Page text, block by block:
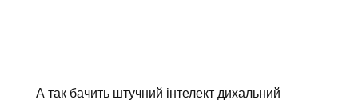
А так бачить штучний інтелект дихальний